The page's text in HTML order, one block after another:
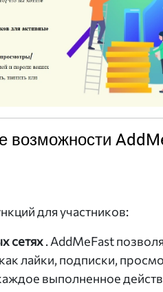
возможности
для участников:
сетях. AddMeFast
лайки, подписки,
выполненное